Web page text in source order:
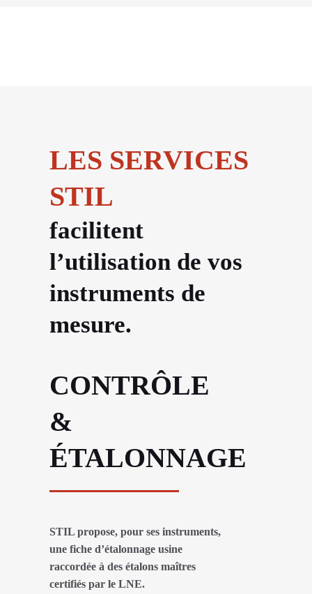
LES SERVICES
STIL
facilitent
l’utilisation de vos
instruments de
mesure.
CONTRÔLE
&
ÉTALONNAGE
STIL propose, pour ses instruments,
une fiche d’étalonnage usine
raccordée à des étalons maîtres
certifiés par le LNE.